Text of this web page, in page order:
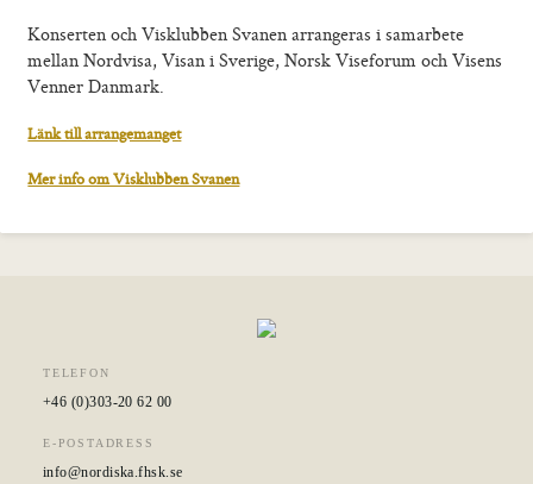
Konserten och Visklubben Svanen arrangeras i samarbete
mellan Nordvisa, Visan i Sverige, Norsk Viseforum och Visens
Venner Danmark.
Länk till arrangemanget
Mer info om Visklubben Svanen
TELEFON
+46 (0)303-20 62 00
E-POSTADRESS
info@nordiska.fhsk.se